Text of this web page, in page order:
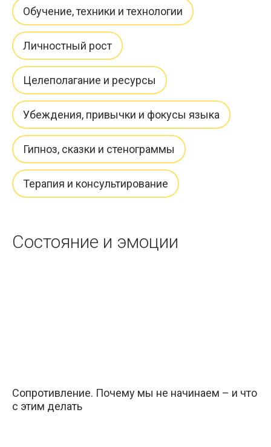
Обучение, техники и технологии
Личностный рост
Целеполагание и ресурсы
Убеждения, привычки и фокусы языка
Гипноз, сказки и стенограммы
Терапия и консультирование
Состояние и эмоции
Сопротивление. Почему мы не начинаем – и что
с этим делать